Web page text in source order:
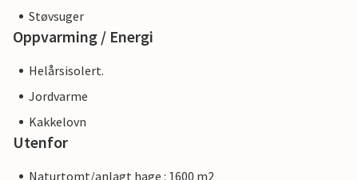
Støvsuger
Oppvarming / Energi
Helårsisolert.
Jordvarme
Kakkelovn
Utenfor
Naturtomt/anlagt hage : 1600 m2